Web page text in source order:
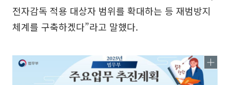
전자감독 적용 대상자 범위를 확대하는 등 재범방지
체계를 구축하겠다”라고 말했다.